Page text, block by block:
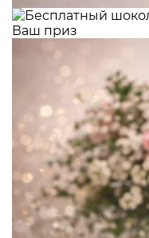
Ваш приз